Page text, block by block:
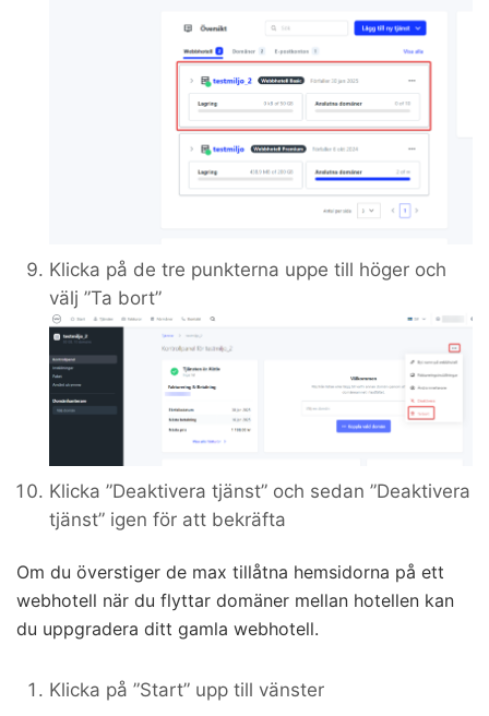
Klicka på de tre punkterna uppe till höger och
välj ”Ta bort”
Klicka ”Deaktivera tjänst” och sedan ”Deaktivera
tjänst” igen för att bekräfta
Om du överstiger de max tillåtna hemsidorna på ett
webhotell när du flyttar domäner mellan hotellen kan
du uppgradera ditt gamla webhotell.
Klicka på ”Start” upp till vänster